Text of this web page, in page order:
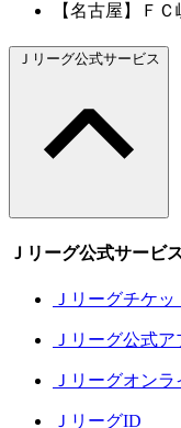
【名古屋】Ｆ
Ｊリーグ公式サービス
Ｊリーグ公式サービ
Ｊリーグチケッ
Ｊリーグ公式ア
Ｊリーグオン
ＪリーグID